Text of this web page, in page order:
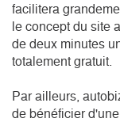
facilitera
le concept du site
de deux minutes
totalement gratuit.
Par ailleurs,
de bénéficier